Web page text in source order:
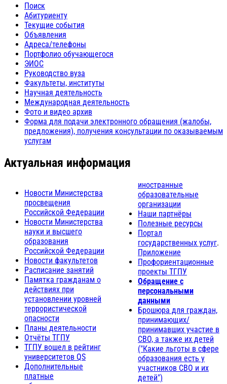
Поиск
Абитуриенту
Текущие события
Объявления
Адреса/телефоны
Портфолио обучающегося
ЭИОС
Руководство вуза
Факультеты, институты
Научная деятельность
Международная деятельность
Фото и видео архив
Форма для подачи электронного обращения (жалобы,
предложения), получения консультации по оказываемым
услугам
Актуальная информация
Новости Министерства
просвещения
Российской Федерации
Новости Министерства
науки и высшего
образования
Российской Федерации
Новости факультетов
Расписание занятий
Памятка гражданам о
действиях при
установлении уровней
террористической
опасности
Планы деятельности
Отчёты ТГПУ
ТГПУ вошел в рейтинг
университетов QS
Дополнительные
платные
иностранные
образовательные
организации
Наши партнёры
Полезные ресурсы
Портал
государственных услуг.
Приложение
Профориентационные
проекты ТГПУ
Обращение с
персональными
данными
Брошюра для граждан,
принимающих/
принимавших участие в
СВО, а также их детей
("Какие льготы в сфере
образования есть у
участников СВО и их
детей")